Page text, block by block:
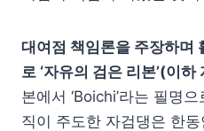
대여점 책임론을 주장하며
로 ‘자유의 검은 리본’(이하
본에서 ‘Boichi’라는 필명
직이 주도한 자검댕은 한